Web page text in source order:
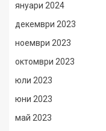
януари 2024
декември 2023
ноември 2023
октомври 2023
юли 2023
юни 2023
май 2023